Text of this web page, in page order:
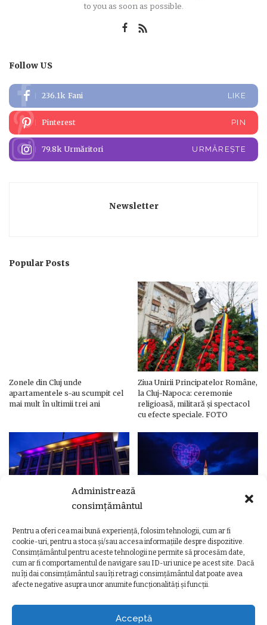
Administrează
consimțământul
Pentru a oferi cea mai bună experiență, folosim tehnologii, cum ar fi
cookie-uri, pentru a stoca și/sau accesa informațiile despre dispozitive.
Consimțământul pentru aceste tehnologii ne permite să procesăm date,
cum ar fi comportamentul de navigare sau ID-uri unice pe acest site. Dacă
nu îți dai consimțământul sau îți retragi consimțământul dat poate avea
afecte negative asupra unor anumite funcționalități și funcții.
Acceptă
to you as soon as possible.
Follow US
236.1k Fani LIKE
Pinterest PIN
79.8k Urmăritori URMĂREȘTE
Newsletter
Popular Posts
Zonele din Cluj unde
apartamentele s-au scumpit cel
mai mult în ultimii trei ani
Ziua Unirii Principatelor Române,
la Cluj-Napoca: ceremonie
religioasă, militară și spectacol
cu efecte speciale. FOTO
Ziua Unirii Principatelor Române
– Clădiri și poduri din Cluj,
iluminate în culorile drapelului
Ziua Unirii la Cluj-Napoca.
Programul complet al
evenimentelor